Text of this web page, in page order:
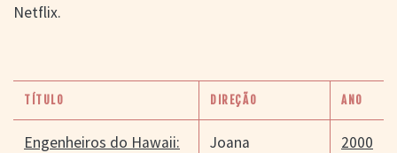
Netflix.
TÍTULO DIREÇÃO ANO
Engenheiros do Hawaii:
Joana
2000